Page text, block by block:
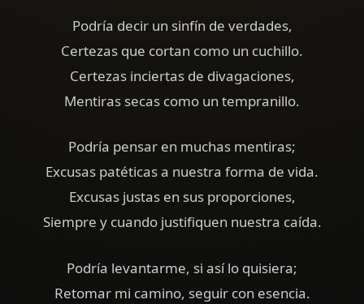
Podría decir un sinfín de verdades,
Certezas que cortan como un cuchillo.
Certezas inciertas de divagaciones,
Mentiras secas como un tempranillo.
Podría pensar en muchas mentiras;
Excusas patéticas a nuestra forma de vida.
Excusas justas en sus proporciones,
Siempre y cuando justifiquen nuestra caída.
Podría levantarme, si así lo quisiera;
Retomar mi camino, seguir con esencia.